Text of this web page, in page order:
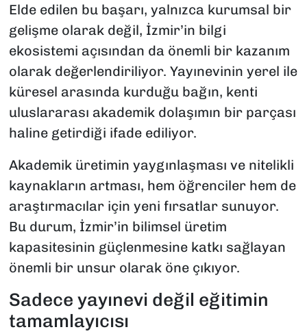
Elde edilen bu başarı, yalnızca kurumsal bir
gelişme olarak değil, İzmir’in bilgi
ekosistemi açısından da önemli bir kazanım
olarak değerlendiriliyor. Yayınevinin yerel ile
küresel arasında kurduğu bağın, kenti
uluslararası akademik dolaşımın bir parçası
haline getirdiği ifade ediliyor.
Akademik üretimin yaygınlaşması ve nitelikli
kaynakların artması, hem öğrenciler hem de
araştırmacılar için yeni fırsatlar sunuyor.
Bu durum, İzmir’in bilimsel üretim
kapasitesinin güçlenmesine katkı sağlayan
önemli bir unsur olarak öne çıkıyor.
Sadece yayınevi değil eğitimin
tamamlayıcısı